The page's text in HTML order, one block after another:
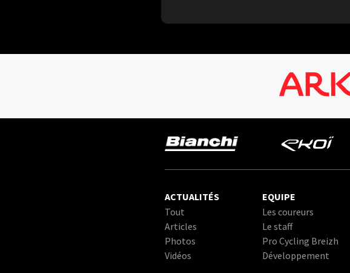
ACTUALITÉS
Tout
Articles
Photos
Vidéos
EQUIPE
Les coureurs
Le staff
Pro Cycling Breizh
Développement